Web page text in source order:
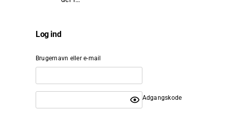
Log ind
Brugernavn eller e-mail
Adgangskode